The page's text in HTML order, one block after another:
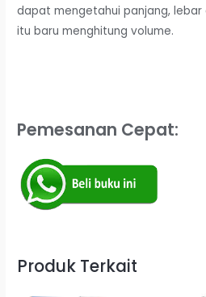
dapat mengetahui panjang,
itu baru menghitung volume.
Pemesanan Cepat:
Produk Terkait